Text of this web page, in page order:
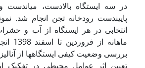
پایین­دست رودخانه تجن انجام شد.
انتخابی در هر ایستگاه از آب و
بررسی وضعیت کیفی ایستگاه­ها از
تعیین اثر عوامل محیطی در تفکیک